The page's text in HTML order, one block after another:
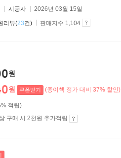
시공사 2026년 03월 15일
리뷰(23건) 판매지수 1,104
원
원 쿠폰받기 (종이책 정가 대비 37% 할인)
적립)
구매 시 2천원 추가적립